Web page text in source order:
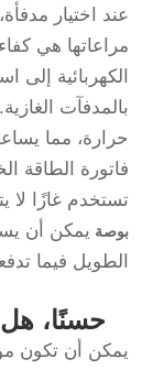
عند اختيار
مراعاتها هي
الكهربائية إلى
بالمدفآت
حرارة، مما
فاتورة الطاقة
تستخدم غازًا لا
بوصة يمكن أن
الطويل فيما
حسنًا، هل
يمكن أن تكون